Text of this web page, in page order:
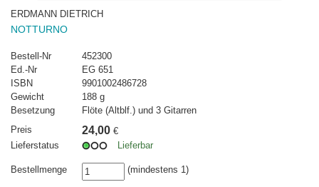
ERDMANN DIETRICH
NOTTURNO
Bestell-Nr
452300
Ed.-Nr
EG 651
ISBN
9901002486728
Gewicht
188 g
Besetzung
Flöte (Altblf.) und 3 Gitarren
Preis
24,00 €
Lieferstatus
Lieferbar
Bestellmenge (mindestens 1)